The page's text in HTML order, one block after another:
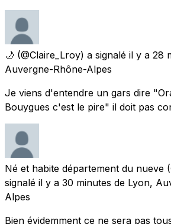
🌙 (@Claire_Lroy) a signalé il y a 28
Auvergne-Rhône-Alpes
Je viens d'entendre un gars dire
Bouygues c'est le pire" il doit pas
Né et habite département du nueve
signalé il y a 30 minutes de Lyon,
Alpes
Bien évidemment ce ne sera pas